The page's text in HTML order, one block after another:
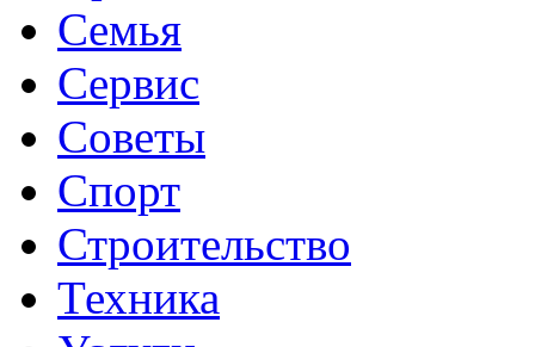
Семья
Сервис
Советы
Спорт
Строительство
Техника